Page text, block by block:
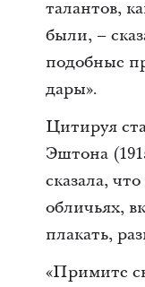
талантов,
были, –
подобные
дары».
Цитируя
Эштона
сказала,
обличьях,
плакать,
«Примите